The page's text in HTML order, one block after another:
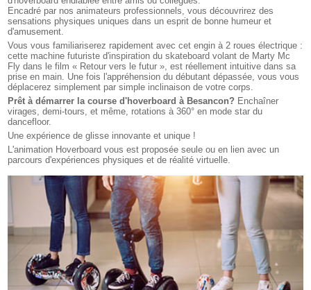
Encadré par nos animateurs professionnels, vous découvrirez des
sensations physiques uniques dans un esprit de bonne humeur et
d'amusement.
Vous vous familiariserez rapidement avec cet engin à 2 roues électrique :
cette machine futuriste d'inspiration du skateboard volant de Marty Mc
Fly dans le film « Retour vers le futur », est réellement intuitive dans sa
prise en main. Une fois l'appréhension du débutant dépassée, vous vous
déplacerez simplement par simple inclinaison de votre corps.
Prêt à démarrer la course d'hoverboard à Besancon? Enchaîner
virages, demi-tours, et même, rotations à 360° en mode star du
dancefloor.
Une expérience de glisse innovante et unique !
L'animation Hoverboard vous est proposée seule ou en lien avec un
parcours d'expériences physiques et de réalité virtuelle.